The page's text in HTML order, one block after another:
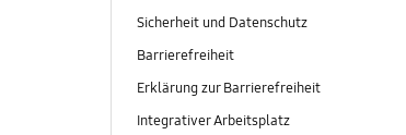
Sicherheit und Datenschutz
Barrierefreiheit
Erklärung zur Barrierefreiheit
Integrativer Arbeitsplatz